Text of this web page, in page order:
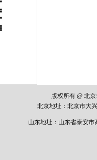
版权所有 @ 北
北京地址： 北京市大
山东地址：山东省泰安市